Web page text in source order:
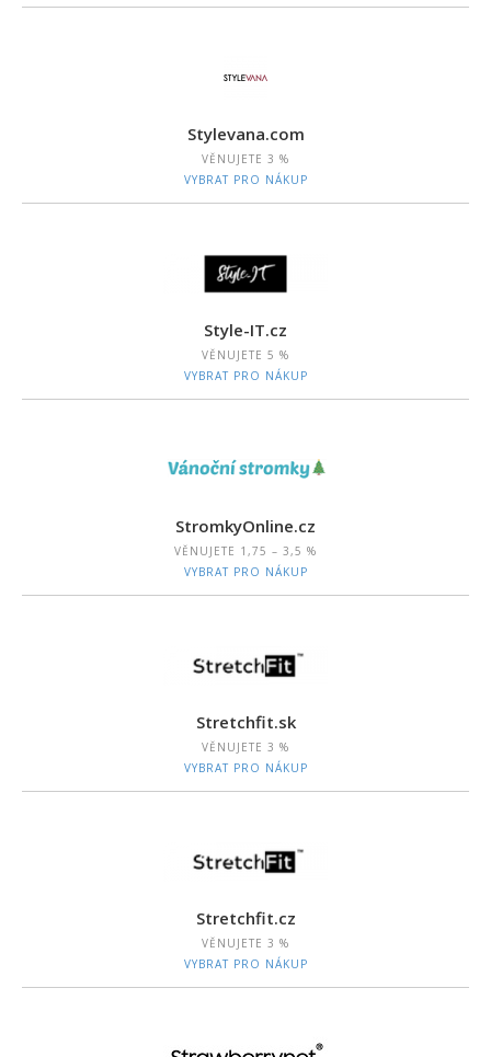
Stylevana.com
VĚNUJETE 3 %
VYBRAT PRO NÁKUP
Style-IT.cz
VĚNUJETE 5 %
VYBRAT PRO NÁKUP
StromkyOnline.cz
VĚNUJETE 1,75 – 3,5 %
VYBRAT PRO NÁKUP
Stretchfit.sk
VĚNUJETE 3 %
VYBRAT PRO NÁKUP
Stretchfit.cz
VĚNUJETE 3 %
VYBRAT PRO NÁKUP